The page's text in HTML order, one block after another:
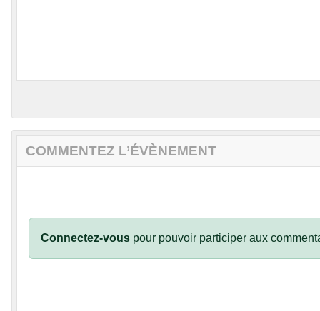
COMMENTEZ L’ÉVÈNEMENT
Connectez-vous pour pouvoir participer aux